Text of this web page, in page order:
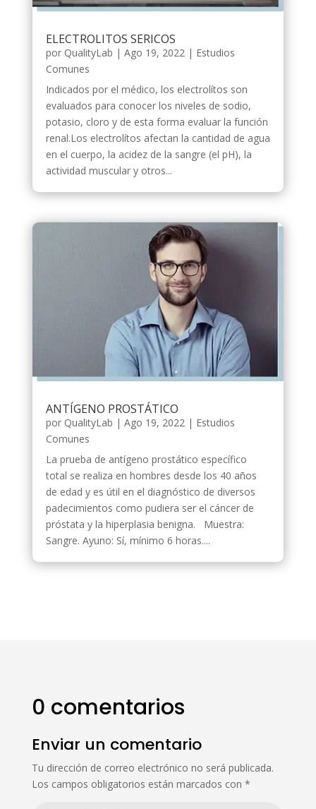
ELECTROLITOS SERICOS
por QualityLab | Ago 19, 2022| Estudios
Comunes
Indicados por el médico, los electrolítos son
evaluados para conocer los niveles de sodio,
potasio, cloro y de esta forma evaluar la función
renal.Los electrolítos afectan la cantidad de agua
en el cuerpo, la acidez de la sangre (el pH), la
actividad muscular y otros...
ANTÍGENO PROSTÁTICO
por QualityLab | Ago 19, 2022| Estudios
Comunes
La prueba de antígeno prostático específico
total se realiza en hombres desde los 40 años
de edad y es útil en el diagnóstico de diversos
padecimientos como pudiera ser el cáncer de
próstata y la hiperplasia benigna. Muestra:
Sangre. Ayuno: Sí, mínimo 6 horas....
0 comentarios
Enviar un comentario
Tu dirección de correo electrónico no será publicada.
Los campos obligatorios están marcados con *